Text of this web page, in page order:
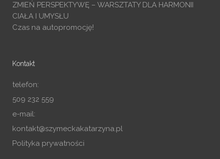
ZMIEŃ PERSPEKTYWĘ – WARSZTATY DLA HARMONII
CIAŁA I UMYSŁU
Czas na autopromocję!
Kontakt
telefon:
509 232 559
e-mail:
kontakt@szymeckakatarzyna.pl
Polityka prywatności